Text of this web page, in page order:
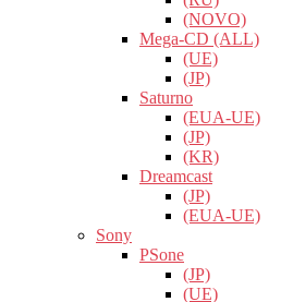
(NOVO)
Mega-CD (ALL)
(UE)
(JP)
Saturno
(EUA-UE)
(JP)
(KR)
Dreamcast
(JP)
(EUA-UE)
Sony
PSone
(JP)
(UE)